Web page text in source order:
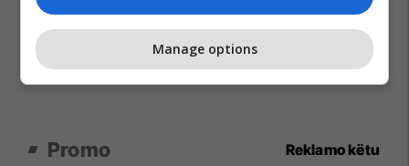
Promo Reklamo këtu
Manage options